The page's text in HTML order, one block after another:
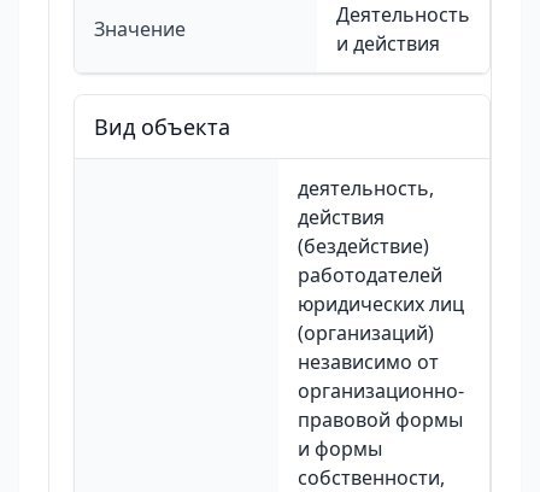
Значение
Деятельность
и действия
Вид объекта
деятельность,
действия
(бездействие)
работодателей
юридических лиц
(организаций)
независимо от
организационно-
правовой формы
и формы
собственности,